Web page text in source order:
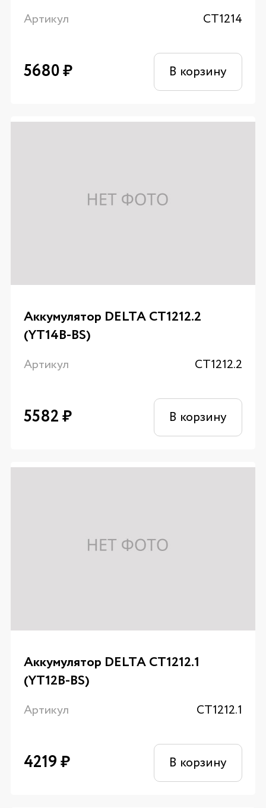
Артикул CT1214
5680₽ В корзину
Аккумулятор DELTA CT1212.2
(YT14B-BS)
Артикул CT1212.2
5582₽ В корзину
Аккумулятор DELTA CT1212.1
(YT12B-BS)
Артикул CT1212.1
4219₽ В корзину